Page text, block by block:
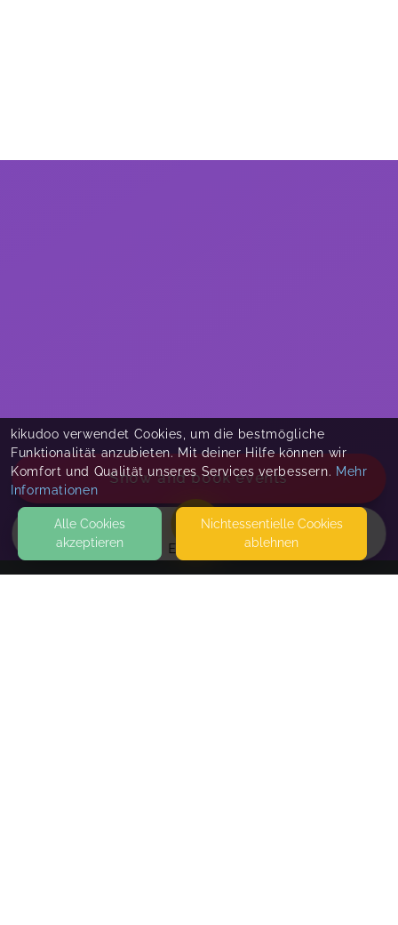
EVENTS
Show and book events
kikudoo verwendet Cookies, um die bestmögliche
Funktionalität anzubieten. Mit deiner Hilfe können wir
Komfort und Qualität unseres Services verbessern. Mehr
Informationen
Alle Cookies
akzeptieren
Nicht­essentielle Cookies
ablehnen